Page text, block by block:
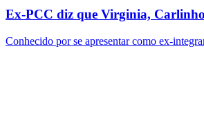
Ex-PCC diz que Virginia,
Conhecido por se apresentar como ex-